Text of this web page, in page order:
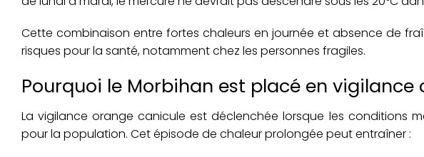
Cette combinaison entre fortes chaleurs en journée et absence de
risques pour la santé, notamment chez les personnes fragiles.
Pourquoi le Morbihan est placé en vigilance
La vigilance orange canicule est déclenchée lorsque les conditions
pour la population. Cet épisode de chaleur prolongée peut entraîner :